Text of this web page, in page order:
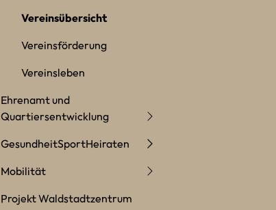
Vereinsübersicht
Vereinsförderung
Vereinsleben
Ehrenamt und
Quartiersentwicklung
GesundheitSportHeiraten
Mobilität
Projekt Waldstadtzentrum